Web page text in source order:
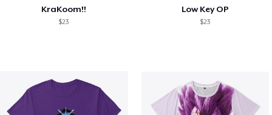
KraKoom!!
$23
Low Key OP
$23